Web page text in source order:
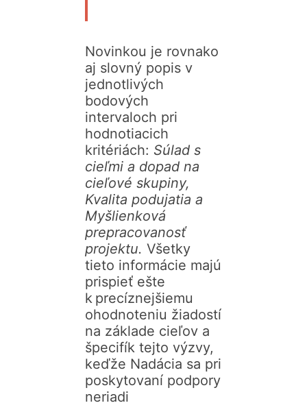
Novinkou je rovnako
aj slovný popis v
jednotlivých
bodových
intervaloch pri
hodnotiacich
kritériách: Súlad s
cieľmi a dopad na
cieľové skupiny,
Kvalita podujatia a
Myšlienková
prepracovanosť
projektu. Všetky
tieto informácie majú
prispieť ešte
k precíznejšiemu
ohodnoteniu žiadostí
na základe cieľov a
špecifík tejto výzvy,
keďže Nadácia sa pri
poskytovaní podpory
neriadi